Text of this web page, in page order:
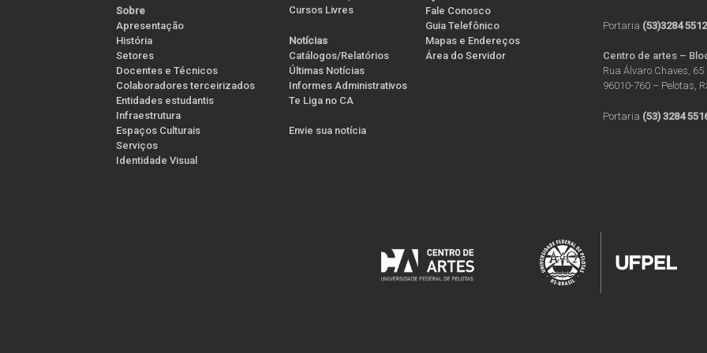
Sobre
Apresentação
História
Setores
Docentes e Técnicos
Colaboradores terceirizados
Entidades estudantis
Infraestrutura
Espaços Culturais
Serviços
Identidade Visual
Cursos Livres
Notícias
Catálogos/Relatórios
Últimas Notícias
Informes Administrativos
Te Liga no CA
Envie sua notícia
Fale Conosco
Guia Telefônico
Mapas e Endereços
Área do Servidor
Portaria (53)3284 5512
Centro de artes –
Rua Álvaro Chaves, 65
96010-760 – Pelotas,
Portaria (53) 3284